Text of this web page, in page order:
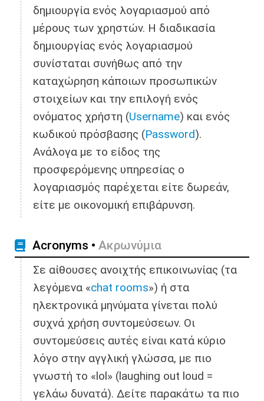
δημιουργία ενός λογαριασμού από
μέρους των χρηστών. Η διαδικασία
δημιουργίας ενός λογαριασμού
συνίσταται συνήθως από την
καταχώρηση κάποιων προσωπικών
στοιχείων και την επιλογή ενός
ονόματος χρήστη (Username) και ενός
κωδικού πρόσβασης (Password).
Ανάλογα με το είδος της
προσφερόμενης υπηρεσίας ο
λογαριασμός παρέχεται είτε δωρεάν,
είτε με οικονομική επιβάρυνση.
Acronyms • Ακρωνύμια
Σε αίθουσες ανοιχτής επικοινωνίας (τα
λεγόμενα «chat rooms») ή στα
ηλεκτρονικά μηνύματα γίνεται πολύ
συχνά χρήση συντομεύσεων. Οι
συντομεύσεις αυτές είναι κατά κύριο
λόγο στην αγγλική γλώσσα, με πιο
γνωστή το «lol» (laughing out loud =
γελάω δυνατά). Δείτε παρακάτω τα πιο